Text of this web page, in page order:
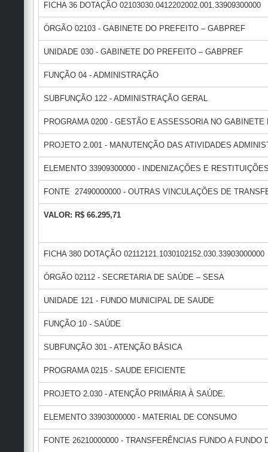
FICHA 36 DOTAÇÃO 02103030.0412202002.001.33909300000
ÓRGÃO 02103 - GABINETE DO PREFEITO – GABPREF
UNIDADE 030 - GABINETE DO PREFEITO – GABPREF
FUNÇÃO 04 - ADMINISTRAÇÃO
SUBFUNÇÃO 122 - ADMINISTRAÇÃO GERAL
PROGRAMA 0200 - GESTÃO E ASSESSORIA NO GABINETE
PROJETO 2.001 - MANUTENÇÃO DAS ATIVIDADES
ELEMENTO 33909300000 - INDENIZAÇÕES E
FONTE 27490000000 - OUTRAS VINCULAÇÕES DE
VALOR: R$ 66.295,71
FICHA 380 DOTAÇÃO 02112121.1030102152.030.33903000000
ÓRGÃO 02112 - SECRETARIA DE SAÚDE – SESA
UNIDADE 121 - FUNDO MUNICIPAL DE SAUDE
FUNÇÃO 10 - SAÚDE
SUBFUNÇÃO 301 - ATENÇÃO BÁSICA
PROGRAMA 0215 - SAUDE EFICIENTE
PROJETO 2.030 - ATENÇÃO PRIMÁRIA À SAÚDE.
ELEMENTO 33903000000 - MATERIAL DE CONSUMO
FONTE 26210000000 - TRANSFERÊNCIAS FUNDO A